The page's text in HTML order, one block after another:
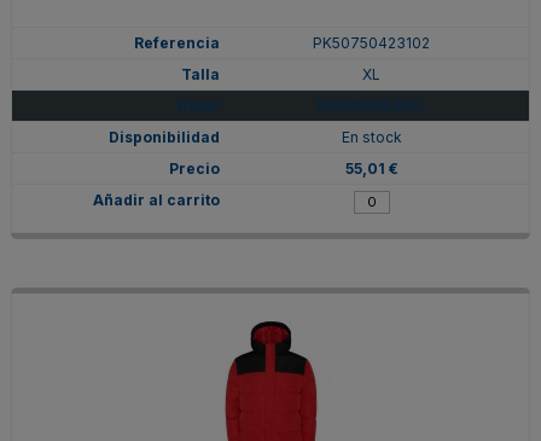
PK50750423102
XL
EBANO/NEGRO
En stock
55,01 €